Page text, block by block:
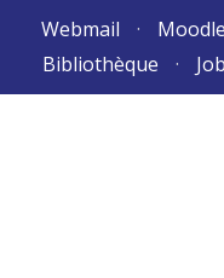
Webmail Moodle
Bibliothèque